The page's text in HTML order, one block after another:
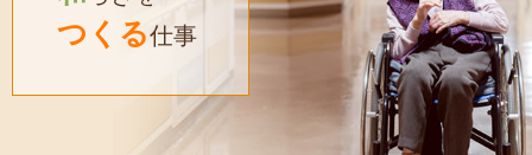
つくる仕事